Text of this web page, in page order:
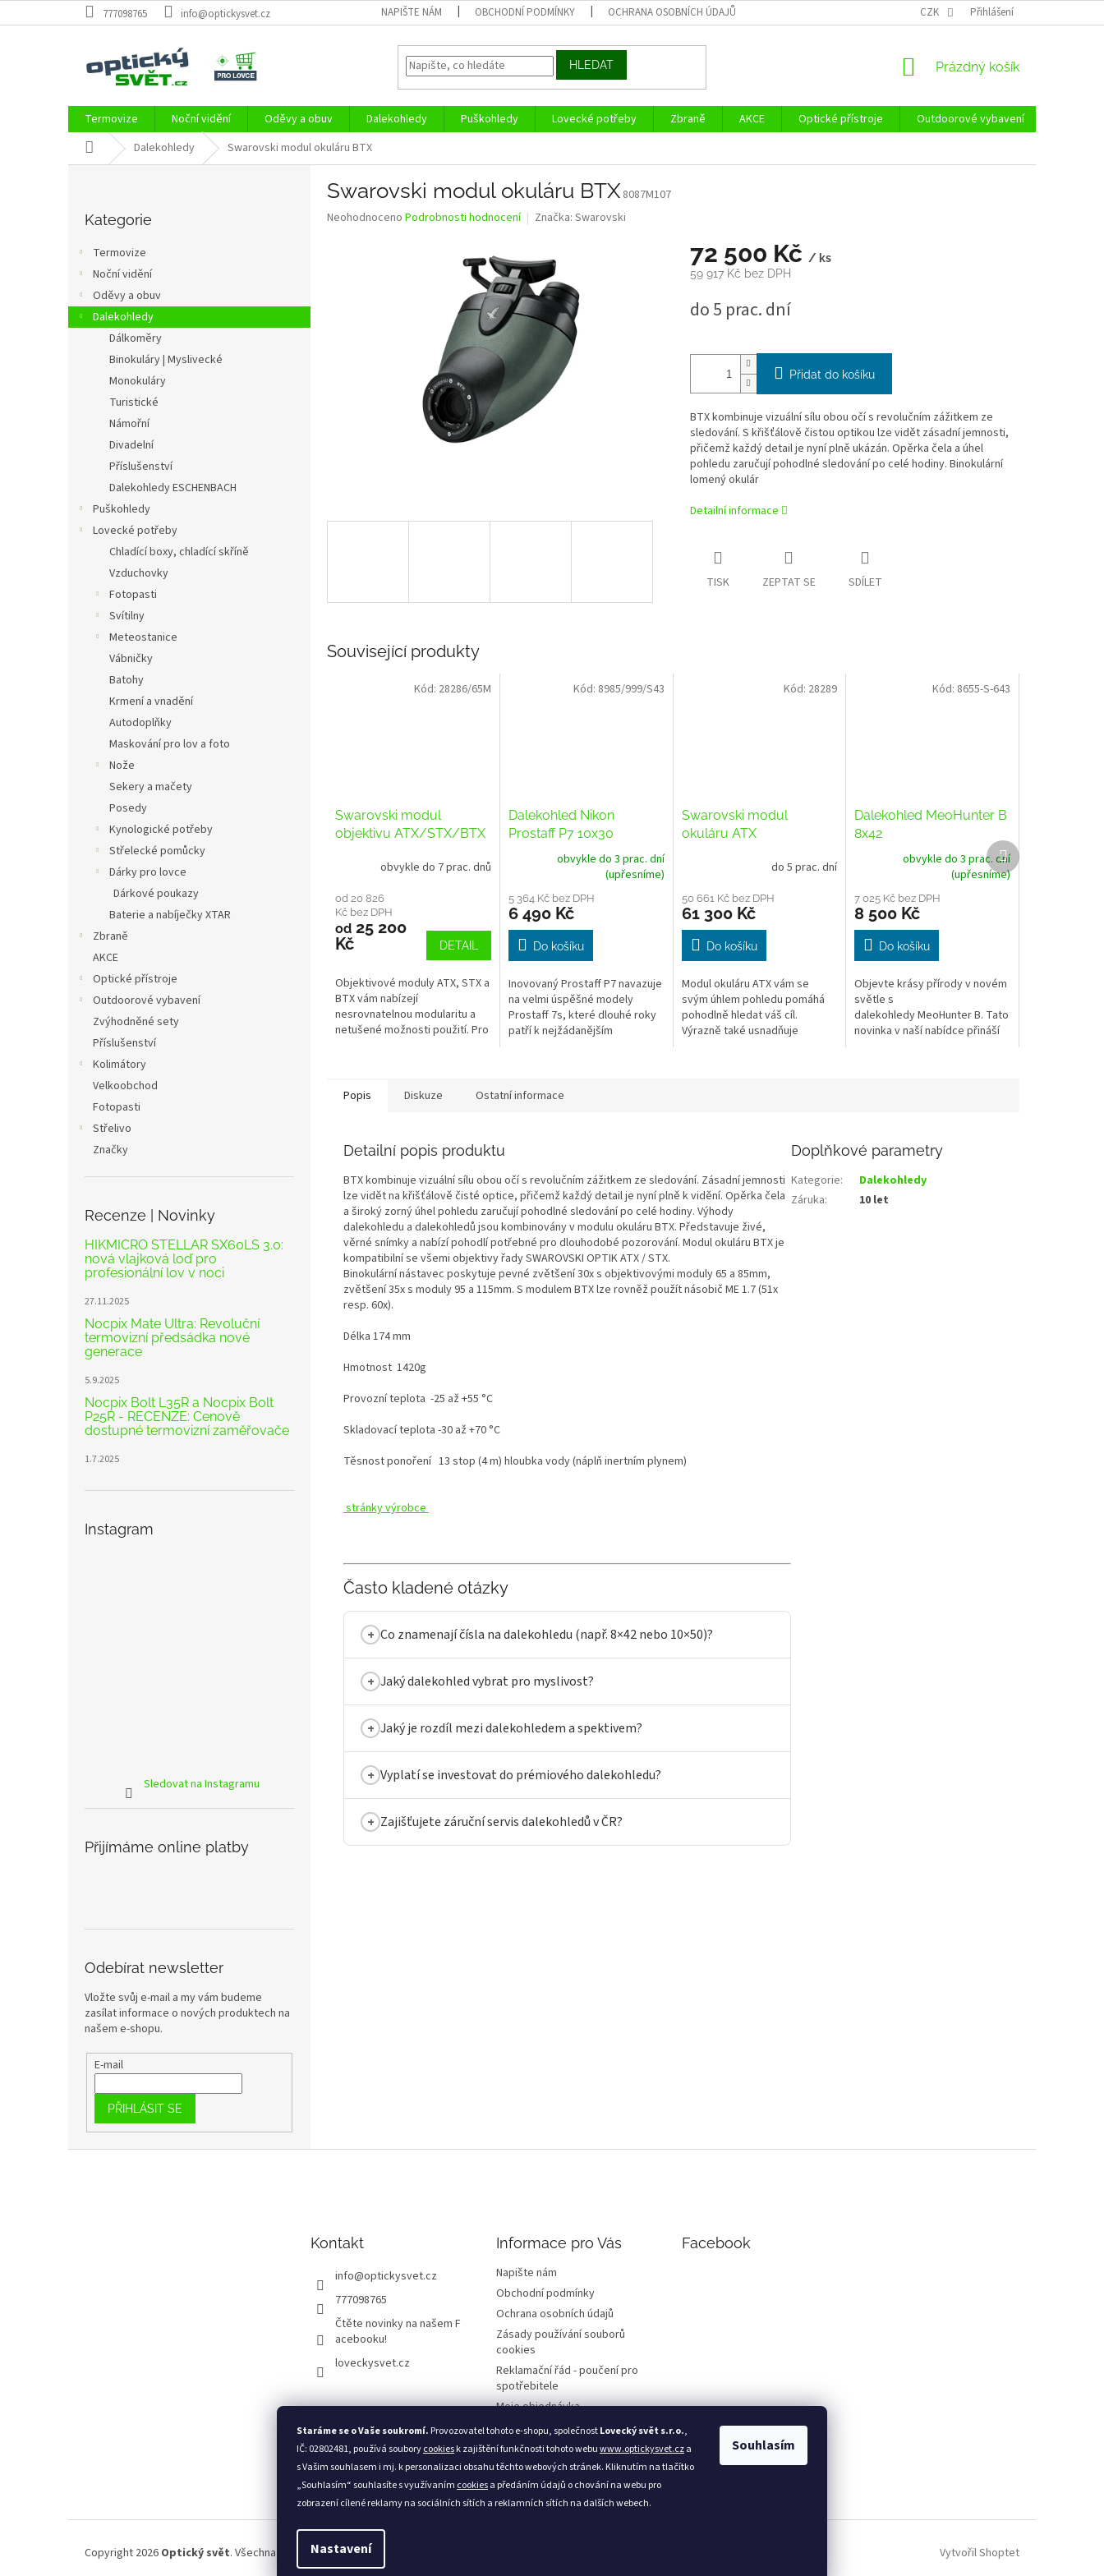
Staráme se o Vaše soukromí. Provozovatel tohoto e-shopu, společnostLovecký svět s.r.o.,
IČ: 02802481, používá souborycookiesk zajištění funkčnosti tohoto webuwww.optickysvet.cza
s Vašim souhlasem i mj. k personalizaci obsahu těchto webových stránek. Kliknutím na tlačítko
„Souhlasím“ souhlasíte s využívaním cookiesa předáním údajů o chování na webu pro
zobrazení cílené reklamy na sociálních sítích a reklamních sítích na dalších webech.
Nastavení
Souhlasím
na
777098765 info@optickysvet.cz NAPIŠTE NÁM OBCHODNÍ PODMÍNKY OCHRANA OSOBNÍCH ÚDAJŮ ZÁSADY POUŽÍVÁNÍ SOUBORŮ COOKIES REKLAMAČNÍ ŘÁD -
CZK Přihlášení
HLEDAT
NÁKUPNÍ
Prázdný košík
Termovize Noční vidění Oděvy a obuv Dalekohledy Puškohledy Lovecké potřeby Zbraně AKCE Optické přístroje Outdoorové vybavení
Domů Dalekohledy Swarovski modul okuláru BTX
kategorie
Kategorie
Termovize
Noční vidění
Oděvy a obuv
Dalekohledy
Dálkoměry
Binokuláry | Myslivecké
Monokuláry
Turistické
Námořní
Divadelní
Příslušenství
Dalekohledy ESCHENBACH
Puškohledy
Lovecké potřeby
Chladící boxy, chladící skříně
Vzduchovky
Fotopasti
Svítilny
Meteostanice
Vábničky
Batohy
Krmení a vnadění
Autodoplňky
Maskování pro lov a foto
Nože
Sekery a mačety
Posedy
Kynologické potřeby
Střelecké pomůcky
Dárky pro lovce
Dárkové poukazy
Baterie a nabíječky XTAR
Zbraně
AKCE
Optické přístroje
Outdoorové vybavení
Zvýhodněné sety
Příslušenství
Kolimátory
Velkoobchod
Fotopasti
Střelivo
Značky
Recenze | Novinky
HIKMICRO STELLAR SX60LS 3.0:
nová vlajková loď pro
profesionální lov v noci
27.11.2025
Nocpix Mate Ultra: Revoluční
termovizní předsádka nové
generace
5.9.2025
Nocpix Bolt L35R a Nocpix Bolt
P25R - RECENZE: Cenově
dostupné termovizní zaměřovače
1.7.2025
Instagram
Sledovat na Instagramu
Přijímáme online platby
Odebírat newsletter
Vložte svůj e-mail a my vám budeme
zasílat informace o nových produktech na
našem e-shopu.
E-mail
PŘIHLÁSIT SE
Swarovski modul okuláru BTX 8087M107
Průměrné
Neohodnoceno Podrobnosti hodnocení Značka: Swarovski
72 500 Kč / ks
59 917 Kč bez DPH
cena:
do 5 prac. dní
Přidat do košíku
BTX kombinuje vizuální sílu obou očí s revolučním zážitkem ze
sledování. S křišťálově čistou optikou lze vidět zásadní jemnosti,
přičemž každý detail je nyní plně ukázán. Opěrka čela a úhel
pohledu zaručují pohodlné sledování po celé hodiny. Binokulární
lomený okulár
Detailní informace
TISK ZEPTAT SE SDÍLET
Související produkty
Swarovski modul
objektivu ATX/STX/BTX
obvykle do 7 prac. dnů
od 20 826
Kč bez DPH
od 25 200
Kč
DETAIL
Objektivové moduly ATX, STX a
BTX vám nabízejí
nesrovnatelnou modularitu a
netušené možnosti použití. Pro
Kód: 28286/65M
Dalekohled Nikon
Prostaff P7 10x30
obvykle do 3 prac. dní
(upřesníme)
5 364 Kč bez DPH
6 490 Kč
Do košíku
Inovovaný Prostaff P7 navazuje
na velmi úspěšné modely
Prostaff 7s, které dlouhé roky
patří k nejžádanějším
Kód: 8985/999/S43
Swarovski modul
okuláru ATX
do 5 prac. dní
50 661 Kč bez DPH
61 300 Kč
Do košíku
Modul okuláru ATX vám se
svým úhlem pohledu pomáhá
pohodlně hledat váš cíl.
Výrazně také usnadňuje
Kód: 28289
Dalekohled MeoHunter B
8x42
obvykle do 3 prac. dní
(upřesníme)
7 025 Kč bez DPH
8 500 Kč
Do košíku
Objevte krásy přírody v novém
světle s
dalekohledy MeoHunter B. Tato
novinka v naší nabídce přináší
Kód: 8655-S-643
Další
produkt
Popis Diskuze Ostatní informace
Detailní popis produktu
BTX kombinuje vizuální sílu obou očí s revolučním zážitkem ze sledování. Zásadní jemnosti
lze vidět na křišťálově čisté optice, přičemž každý detail je nyní plně k vidění. Opěrka čela
a široký zorný úhel pohledu zaručují pohodlné sledování po celé hodiny. Výhody
dalekohledu a dalekohledů jsou kombinovány v modulu okuláru BTX. Představuje živé,
věrné snímky a nabízí pohodlí potřebné pro dlouhodobé pozorování. Modul okuláru BTX je
kompatibilní se všemi objektivy řady SWAROVSKI OPTIK ATX / STX.
Binokulární nástavec poskytuje pevné zvětšení 30x s objektivovými moduly65 a 85mm,
zvětšení 35x s moduly 95 a 115mm. S modulem BTX lze rovněž použít násobič ME 1.7 (51x
resp. 60x).
Délka 174 mm
Hmotnost 1420g
Provozní teplota -25 až +55 °C
Skladovací teplota -30 až +70 °C
Těsnost ponoření 13 stop (4 m) hloubka vody (náplň inertním plynem)
stránky výrobce
Často kladené otázky
Co znamenají čísla na dalekohledu (např. 8×42 nebo 10×50)?
Jaký dalekohled vybrat pro myslivost?
Jaký je rozdíl mezi dalekohledem a spektivem?
Vyplatí se investovat do prémiového dalekohledu?
Zajišťujete záruční servis dalekohledů v ČR?
Doplňkové parametry
Kategorie:
Dalekohledy
Záruka: 10 let
Kontakt
info@optickysvet.cz
777098765
Čtěte novinky na našem F
acebooku!
loveckysvet.cz
Informace pro Vás
Napište nám
Obchodní podmínky
Ochrana osobních údajů
Zásady používání souborů
cookies
Reklamační řád - poučení pro
spotřebitele
Moje objednávka
Facebook
Loveckýsvět.cz
Vytvořil Shoptet
Copyright 2026 Optický svět. Všechna práva vyhrazena.